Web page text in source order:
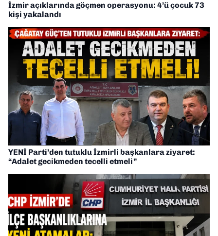
İzmir açıklarında göçmen operasyonu: 4’ü çocuk 73
kişi yakalandı
YENİ Parti’den tutuklu İzmirli başkanlara ziyaret:
“Adalet gecikmeden tecelli etmeli”